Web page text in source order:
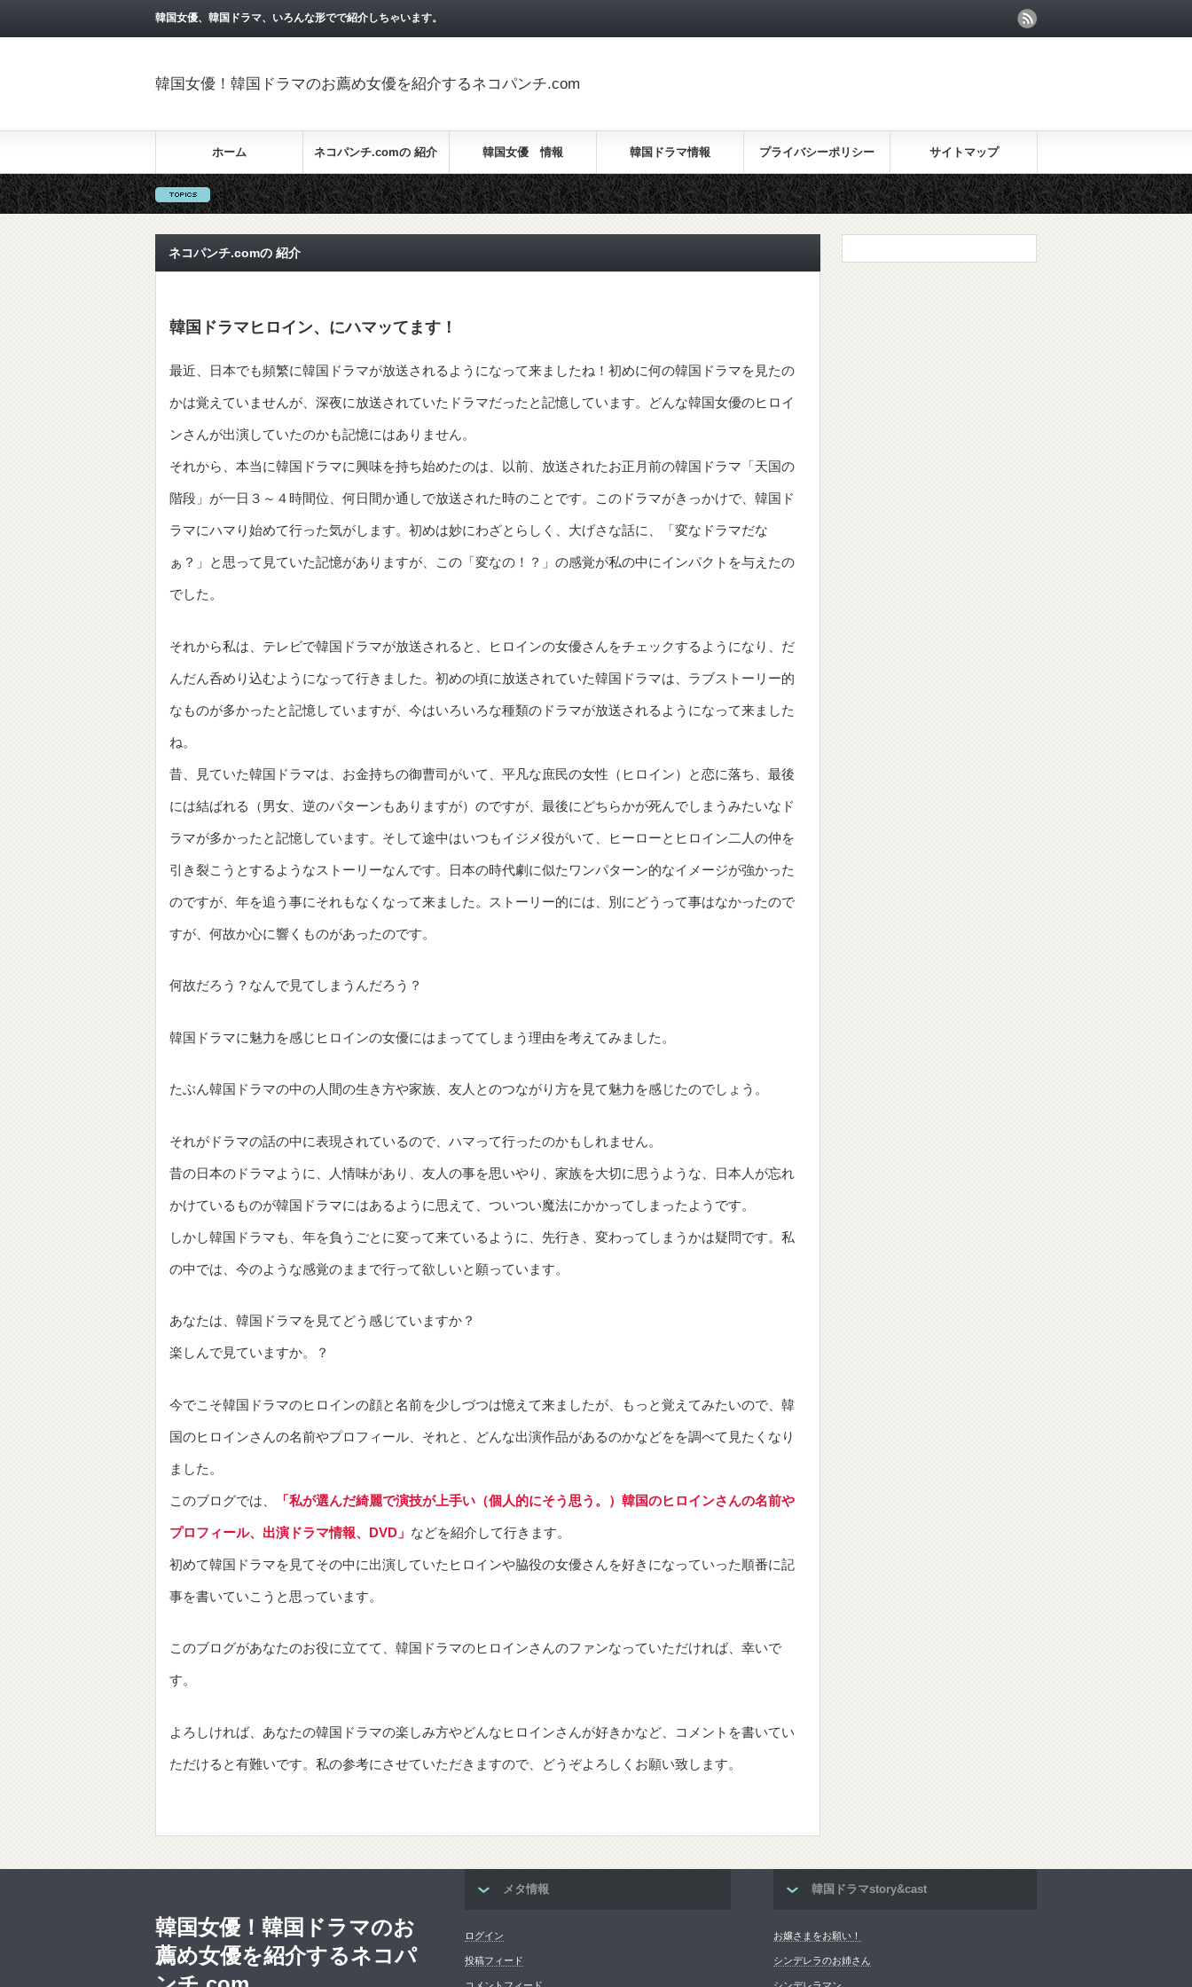
韓国女優、韓国ドラマ、いろんな形でで紹介しちゃいます。
韓国女優！韓国ドラマのお薦め女優を紹介するネコパンチ.com
ホーム ネコパンチ.comの 紹介 韓国女優 情報 韓国ドラマ情報 プライバシーポリシー サイトマップ
ネコパンチ.comの 紹介
韓国ドラマヒロイン、にハマッてます！
最近、日本でも頻繁に韓国ドラマが放送されるようになって来ましたね！初めに何の韓国ドラマを見たの
かは覚えていませんが、深夜に放送されていたドラマだったと記憶しています。どんな韓国女優のヒロイ
ンさんが出演していたのかも記憶にはありません。
それから、本当に韓国ドラマに興味を持ち始めたのは、以前、放送されたお正月前の韓国ドラマ「天国の
階段」が一日３～４時間位、何日間か通しで放送された時のことです。このドラマがきっかけで、韓国ド
ラマにハマり始めて行った気がします。初めは妙にわざとらしく、大げさな話に、「変なドラマだな
ぁ？」と思って見ていた記憶がありますが、この「変なの！？」の感覚が私の中にインパクトを与えたの
でした。
それから私は、テレビで韓国ドラマが放送されると、ヒロインの女優さんをチェックするようになり、だ
んだん呑めり込むようになって行きました。初めの頃に放送されていた韓国ドラマは、ラブストーリー的
なものが多かったと記憶していますが、今はいろいろな種類のドラマが放送されるようになって来ました
ね。
昔、見ていた韓国ドラマは、お金持ちの御曹司がいて、平凡な庶民の女性（ヒロイン）と恋に落ち、最後
には結ばれる（男女、逆のパターンもありますが）のですが、最後にどちらかが死んでしまうみたいなド
ラマが多かったと記憶しています。そして途中はいつもイジメ役がいて、ヒーローとヒロイン二人の仲を
引き裂こうとするようなストーリーなんです。日本の時代劇に似たワンパターン的なイメージが強かった
のですが、年を追う事にそれもなくなって来ました。ストーリー的には、別にどうって事はなかったので
すが、何故か心に響くものがあったのです。
何故だろう？なんで見てしまうんだろう？
韓国ドラマに魅力を感じヒロインの女優にはまっててしまう理由を考えてみました。
たぶん韓国ドラマの中の人間の生き方や家族、友人とのつながり方を見て魅力を感じたのでしょう。
それがドラマの話の中に表現されているので、ハマって行ったのかもしれません。
昔の日本のドラマように、人情味があり、友人の事を思いやり、家族を大切に思うような、日本人が忘れ
かけているものが韓国ドラマにはあるように思えて、ついつい魔法にかかってしまったようです。
しかし韓国ドラマも、年を負うごとに変って来ているように、先行き、変わってしまうかは疑問です。私
の中では、今のような感覚のままで行って欲しいと願っています。
あなたは、韓国ドラマを見てどう感じていますか？
楽しんで見ていますか。？
今でこそ韓国ドラマのヒロインの顔と名前を少しづつは憶えて来ましたが、もっと覚えてみたいので、韓
国のヒロインさんの名前やプロフィール、それと、どんな出演作品があるのかなどをを調べて見たくなり
ました。
このブログでは、 「私が選んだ綺麗で演技が上手い（個人的にそう思う。）韓国のヒロインさんの名前や
プロフィール、出演ドラマ情報、DVD」 などを紹介して行きます。
初めて韓国ドラマを見てその中に出演していたヒロインや脇役の女優さんを好きになっていった順番に記
事を書いていこうと思っています。
このブログがあなたのお役に立てて、韓国ドラマのヒロインさんのファンなっていただければ、幸いで
す。
よろしければ、あなたの韓国ドラマの楽しみ方やどんなヒロインさんが好きかなど、コメントを書いてい
ただけると有難いです。私の参考にさせていただきますので、どうぞよろしくお願い致します。
メタ情報
ログイン
投稿フィード
韓国ドラマstory&cast
お嬢さまをお願い！
シンデレラのお姉さん
韓国女優！韓国ドラマのお
薦め女優を紹介するネコパ